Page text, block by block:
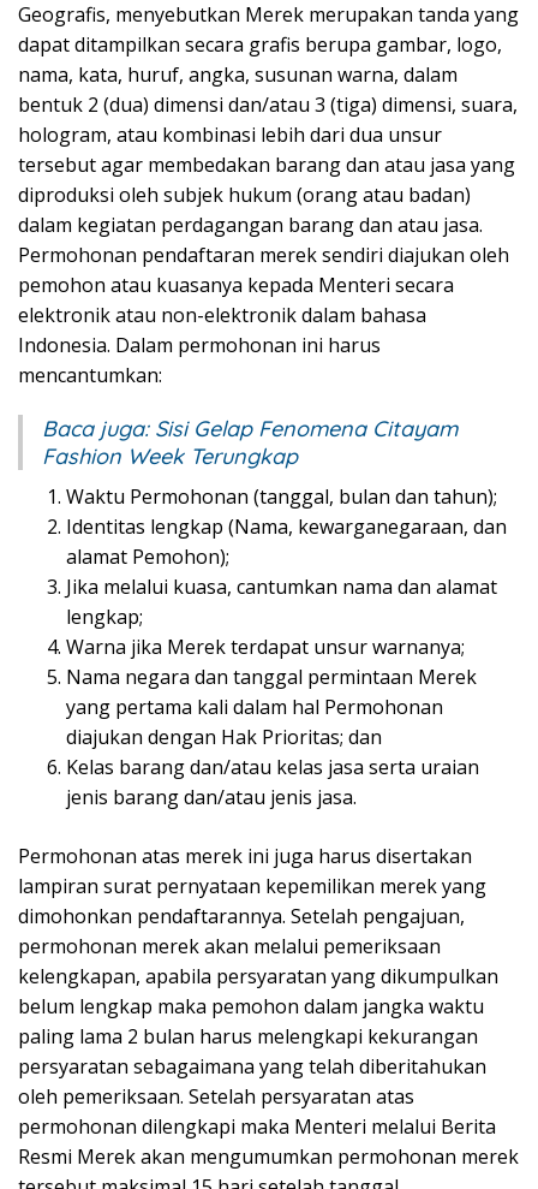
Geografis, menyebutkan Merek merupakan tanda yang
dapat ditampilkan secara grafis berupa gambar, logo,
nama, kata, huruf, angka, susunan warna, dalam
bentuk 2 (dua) dimensi dan/atau 3 (tiga) dimensi, suara,
hologram, atau kombinasi lebih dari dua unsur
tersebut agar membedakan barang dan atau jasa yang
diproduksi oleh subjek hukum (orang atau badan)
dalam kegiatan perdagangan barang dan atau jasa.
Permohonan pendaftaran merek sendiri diajukan oleh
pemohon atau kuasanya kepada Menteri secara
elektronik atau non-elektronik dalam bahasa
Indonesia. Dalam permohonan ini harus
mencantumkan:
Baca juga: Sisi Gelap Fenomena Citayam
Fashion Week Terungkap
Waktu Permohonan (tanggal, bulan dan tahun);
Identitas lengkap (Nama, kewarganegaraan, dan
alamat Pemohon);
Jika melalui kuasa, cantumkan nama dan alamat
lengkap;
Warna jika Merek terdapat unsur warnanya;
Nama negara dan tanggal permintaan Merek
yang pertama kali dalam hal Permohonan
diajukan dengan Hak Prioritas; dan
Kelas barang dan/atau kelas jasa serta uraian
jenis barang dan/atau jenis jasa.
Permohonan atas merek ini juga harus disertakan
lampiran surat pernyataan kepemilikan merek yang
dimohonkan pendaftarannya. Setelah pengajuan,
permohonan merek akan melalui pemeriksaan
kelengkapan, apabila persyaratan yang dikumpulkan
belum lengkap maka pemohon dalam jangka waktu
paling lama 2 bulan harus melengkapi kekurangan
persyaratan sebagaimana yang telah diberitahukan
oleh pemeriksaan. Setelah persyaratan atas
permohonan dilengkapi maka Menteri melalui Berita
Resmi Merek akan mengumumkan permohonan merek